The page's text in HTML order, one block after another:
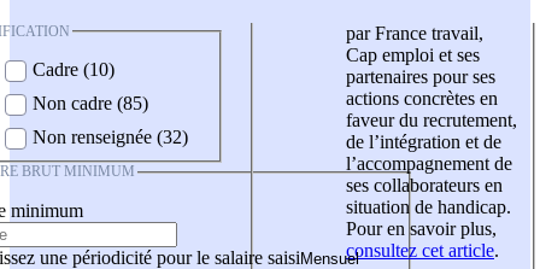
Cadre (10)
Non cadre (85)
Non renseignée (32)
BRUT MINIMUM
minimum
une périodicité pour le salaire saisi
par France travail,
Cap emploi et ses
partenaires pour ses
actions concrètes en
faveur du recrutement,
de l’intégration et de
l’accompagnement de
ses collaborateurs en
situation de handicap.
Pour en savoir plus,
consultez cet article.